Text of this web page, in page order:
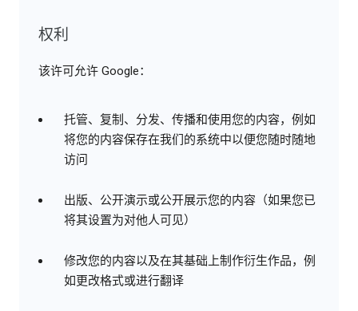
权利
该许可允许 Google：
托管、复制、分发、传播和使用您的内容，例如
将您的内容保存在我们的系统中以便您随时随地
访问
出版、公开演示或公开展示您的内容（如果您已
将其设置为对他人可见）
修改您的内容以及在其基础上制作衍生作品，例
如更改格式或进行翻译